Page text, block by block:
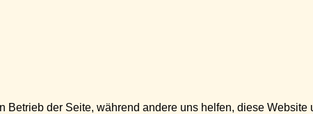
der Seite, während andere uns helfen, diese Website